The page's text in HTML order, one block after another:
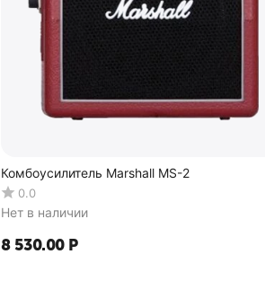
Комбоусилитель Marshall MS-2
0.0
Нет в наличии
8 530.00 Р